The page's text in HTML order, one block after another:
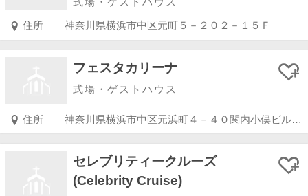
住所 神奈川県横浜市中区元町５－２０２－１５Ｆ
フェスタカリーナ
式場・ゲストハウス
住所 神奈川県横浜市中区元浜町４－４０関内小俣ビル２・３階
セレブリティークルーズ
(Celebrity Cruise)